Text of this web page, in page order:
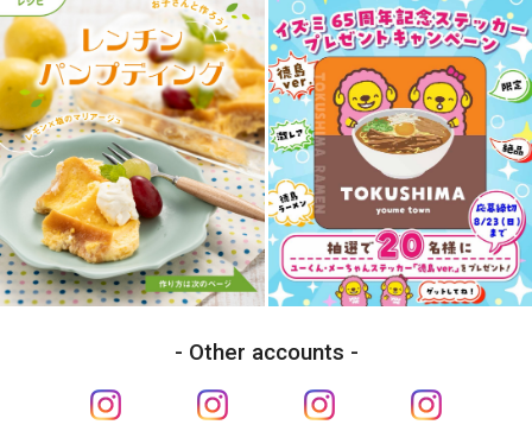
Other accounts